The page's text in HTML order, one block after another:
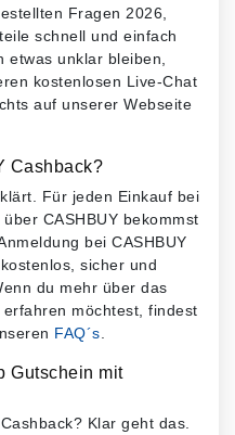
Fragen 2026,
schnell und einfach
etwas unklar bleiben,
kostenlosen Live-Chat
auf unserer Webseite
Cashback?
Für jeden Einkauf bei
CASHBUY bekommst
bei CASHBUY
sicher und
du mehr über das
möchtest, findest
FAQ´s
Gutschein mit
Klar geht das.